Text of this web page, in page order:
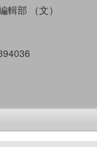
輯部 （文）